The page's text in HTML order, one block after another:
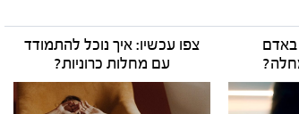
באדם
צפו עכשיו: איך נוכל להתמודד
עם מחלות כרוניות?